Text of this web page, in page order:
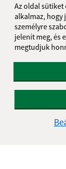
Az oldal
alkalmaz, hogy
személyre
jelenít meg, és
megtudjuk